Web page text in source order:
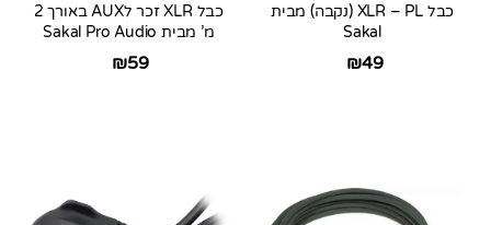
כבל XLR – PL (נקבה) מבית
Sakal
₪49
כבל XLR זכר לAUX באורך 2
מ’ מבית Sakal Pro Audio
₪59